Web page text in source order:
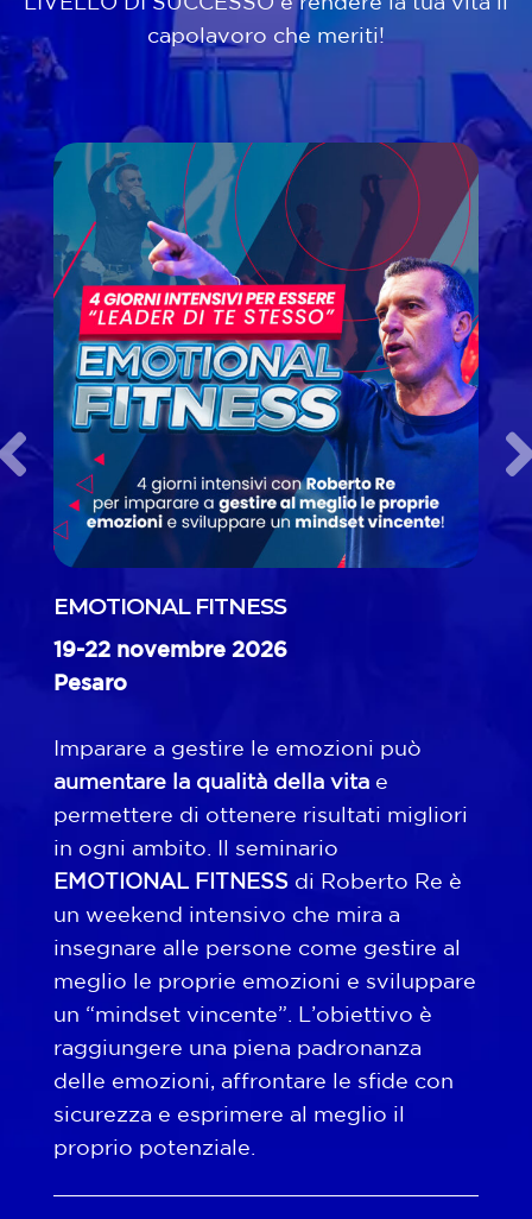
capolavoro che meriti!
EMOTIONAL FITNESS
19-22 novembre 2026
Pesaro
Imparare a gestire le emozioni può
aumentare la qualità della vita e
permettere di ottenere risultati migliori
in ogni ambito. Il seminario
EMOTIONAL FITNESS di Roberto Re è
un weekend intensivo che mira a
insegnare alle persone come gestire al
meglio le proprie emozioni e sviluppare
un “mindset vincente”. L’obiettivo è
raggiungere una piena padronanza
delle emozioni, affrontare le sfide con
sicurezza e esprimere al meglio il
proprio potenziale.